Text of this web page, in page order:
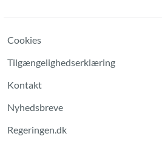
Cookies
Tilgængelighedserklæring
Kontakt
Nyhedsbreve
Regeringen.dk